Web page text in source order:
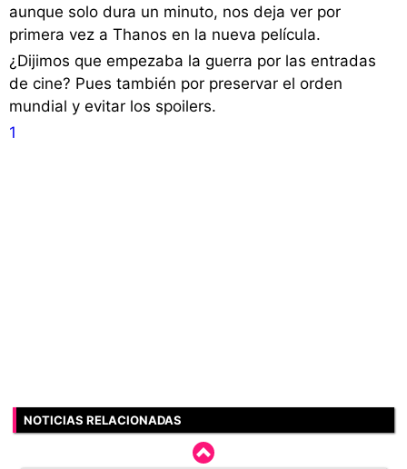
aunque solo dura un minuto, nos deja ver por
primera vez a Thanos en la nueva película.
¿Dijimos que empezaba la guerra por las entradas
de cine? Pues también por preservar el orden
mundial y evitar los spoilers.
1
NOTICIAS RELACIONADAS